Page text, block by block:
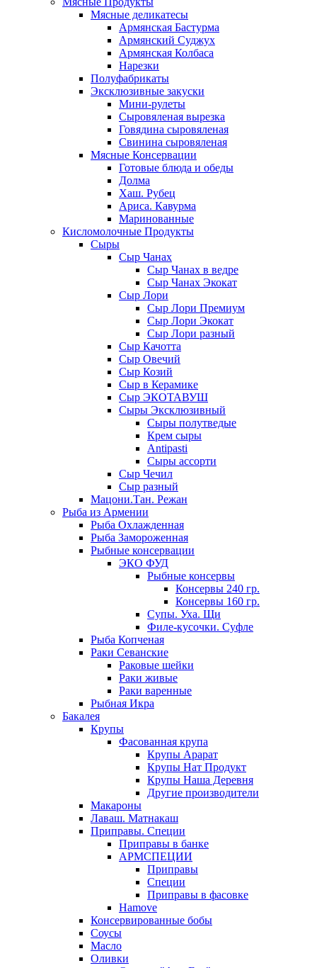
Мясные деликатесы
Армянская Бастурма
Армянский Суджух
Армянская Колбаса
Нарезки
Полуфабрикаты
Эксклюзивные закуски
Мини-рулеты
Сыровяленая вырезка
Говядина сыровяленая
Свинина сыровяленая
Мясные Консервации
Готовые блюда и обеды
Долма
Хаш. Рубец
Ариса. Кавурма
Маринованные
Кисломолочные Продукты
Сыры
Сыр Чанах
Сыр Чанах в ведре
Сыр Чанах Экокат
Сыр Лори
Сыр Лори Премиум
Сыр Лори Экокат
Сыр Лори разный
Сыр Качотта
Сыр Овечий
Сыр Козий
Сыр в Керамике
Сыр ЭКОТАВУШ
Сыры Эксклюзивный
Сыры полутведые
Крем сыры
Antipasti
Сыры ассорти
Сыр Чечил
Сыр разный
Мацони.Тан. Режан
Рыба из Армении
Рыба Охлажденная
Рыба Замороженная
Рыбные консервации
ЭКО ФУД
Рыбные консервы
Консервы 240 гр.
Консервы 160 гр.
Супы. Уха. Щи
Филе-кусочки. Суфле
Рыба Копченая
Раки Севанские
Раковые шейки
Раки живые
Раки варенные
Рыбная Икра
Бакалея
Крупы
Фасованная крупа
Крупы Арарат
Крупы Нат Продукт
Крупы Наша Деревня
Другие производители
Макароны
Лаваш. Матнакаш
Приправы. Специи
Приправы в банке
АРМСПЕЦИИ
Приправы
Специи
Приправы в фасовке
Hamove
Консервированные бобы
Соусы
Масло
Оливки